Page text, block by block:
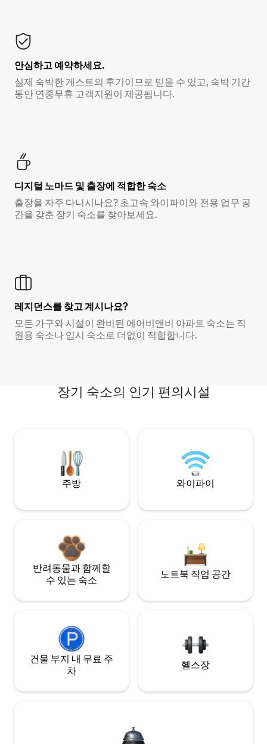
안심하고 예약하세요.
실제 숙박한 게스트의 후기이므로 믿을 수 있고, 숙박 기간
동안 연중무휴 고객지원이 제공됩니다.
디지털 노마드 및 출장에 적합한 숙소
출장을 자주 다니시나요? 초고속 와이파이와 전용 업무 공
간을 갖춘 장기 숙소를 찾아보세요.
레지던스를 찾고 계시나요?
모든 가구와 시설이 완비된 에어비앤비 아파트 숙소는 직
원용 숙소나 임시 숙소로 더없이 적합합니다.
장기 숙소의 인기 편의시설
주방 와이파이
반려동물과 함께할
수 있는 숙소
노트북 작업 공간
건물 부지 내 무료 주
차
헬스장